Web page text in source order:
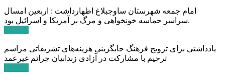
امام جمعه شهرستان ساوجبلاغ اظهارداشت : اربعین امسال
سراسر حماسه خونخواهی و مرگ بر آمریکا و اسرائیل بود.
یادداشتی برای ترویج فرهنگ جایگزینی هزینه‌های تشریفاتی مراسم
ترحیم با مشارکت در آزادی زندانیان جرائم غیرعمد